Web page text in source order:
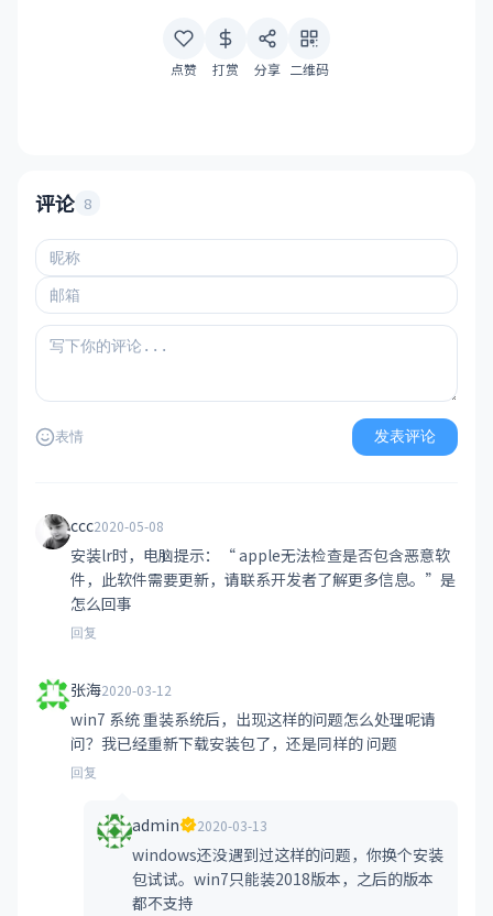
点赞 打赏 分享 二维码
评论 8
表情 发表评论
ccc2020-05-08
安装lr时，电脑提示：“ apple无法检查是否包含恶意软
件，此软件需要更新，请联系开发者了解更多信息。”是
怎么回事
回复
张海2020-03-12
win7 系统 重装系统后，出现这样的问题怎么处理呢请
问？我已经重新下载安装包了，还是同样的 问题
回复
admin 2020-03-13
windows还没遇到过这样的问题，你换个安装
包试试。win7只能装2018版本，之后的版本
都不支持